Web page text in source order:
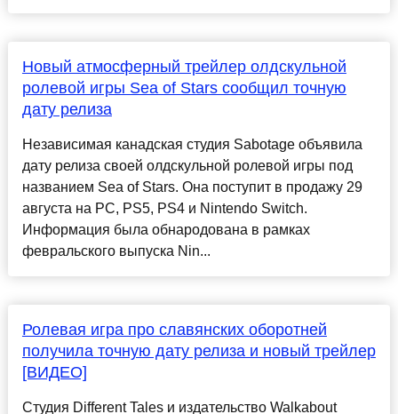
Новый атмосферный трейлер олдскульной
ролевой игры Sea of Stars сообщил точную
дату релиза
Независимая канадская студия Sabotage объявила
дату релиза своей олдскульной ролевой игры под
названием Sea of Stars. Она поступит в продажу 29
августа на PC, PS5, PS4 и Nintendo Switch.
Информация была обнародована в рамках
февральского выпуска Nin...
Ролевая игра про славянских оборотней
получила точную дату релиза и новый трейлер
[ВИДЕО]
Студия Different Tales и издательство Walkabout